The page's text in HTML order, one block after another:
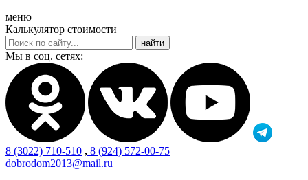
меню
Калькулятор стоимости
Мы в соц. сетях:
8 (3022) 710-510 , 8 (924) 572-00-75
dobrodom2013@mail.ru